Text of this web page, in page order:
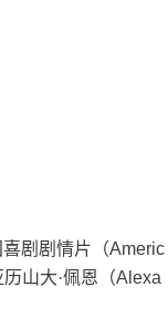
剧剧情片（Americ
山大·佩恩（Alexa